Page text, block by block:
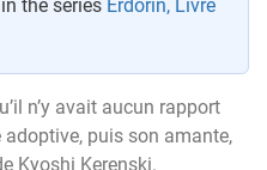
the series Erdorin, Livre
n’y avait aucun rapport
puis son amante,
Kyoshi Kerenski.